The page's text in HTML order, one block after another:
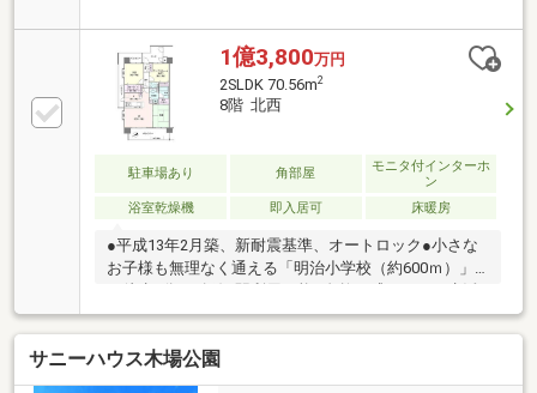
専用ポーチ・トランクルームあり■2019年7月に室内の
リフォームを実施・キッチン交換・カップボード設
置・浴室交換・洗面化粧台交換・トイレ交換・防水パ
ン交換・クロス全室張替・フローリング上貼・クッシ
ョンフロア貼替・建具新規交換（一部既存）・和室を
フローリングへ・壁面エコカラット採用・
2LDK→3LDKに変更可能(別途費用要)
1億3,800万円
2SLDK 70.56m2
8階 北西
駐車場あり 角部屋
モニタ付インターホ
ン
浴室乾燥機
即入居可 床暖房
●平成13年2月築、新耐震基準、オートロック●小さな
お子様も無理なく通える「明治小学校（約600ｍ）」
できる緑豊かな住環境●不在時にも荷物が受け取れる
宅配BOX付●来訪者を確認できるTVモニター付インタ
ーホン有●広々とした作業スペースがあるシステムキ
ッチンは収納豊富●バルコニーへのドア付のキッチン
サニーハウス木場公園